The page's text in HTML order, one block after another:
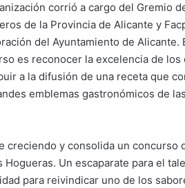
corrió a cargo del Gremio
de la Provincia de Alicante y
del Ayuntamiento de Alicante.
es reconocer la excelencia de
a la difusión de una receta que
emblemas gastronómicos de
creciendo y consolida un concurso
Un escaparate para el
para reivindicar uno de los